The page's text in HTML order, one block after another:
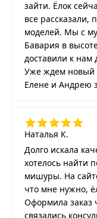
зайти. Ёлок
все рассказали,
моделей. Мы с
Бавария в
доставили к нам
Уже ждем новый
Елене и Андрею
Наталья К.
Долго искала
хотелось найти
мишуры. На
что мне нужно,
Оформила заказ
связались